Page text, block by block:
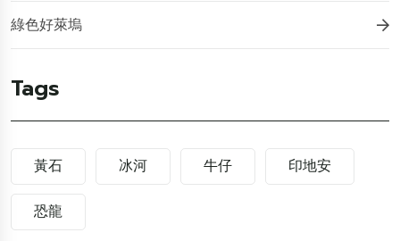
綠色好萊塢
Tags
黃石 冰河 牛仔 印地安
恐龍